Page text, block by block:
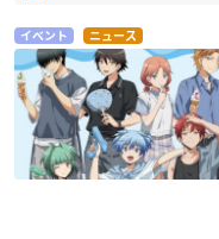
イベント ニュース